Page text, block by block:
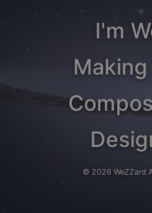
I'm
© 2026 WeZZard